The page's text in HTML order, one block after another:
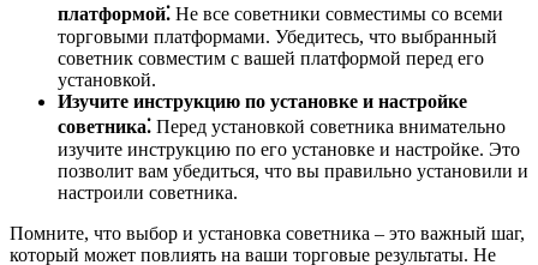
платформой⁚ Не все советники совместимы со всеми
торговыми платформами. Убедитесь, что выбранный
советник совместим с вашей платформой перед его
установкой.
Изучите инструкцию по установке и настройке
советника⁚ Перед установкой советника внимательно
изучите инструкцию по его установке и настройке. Это
позволит вам убедиться, что вы правильно установили и
настроили советника.
Помните, что выбор и установка советника – это важный шаг,
который может повлиять на ваши торговые результаты. Не